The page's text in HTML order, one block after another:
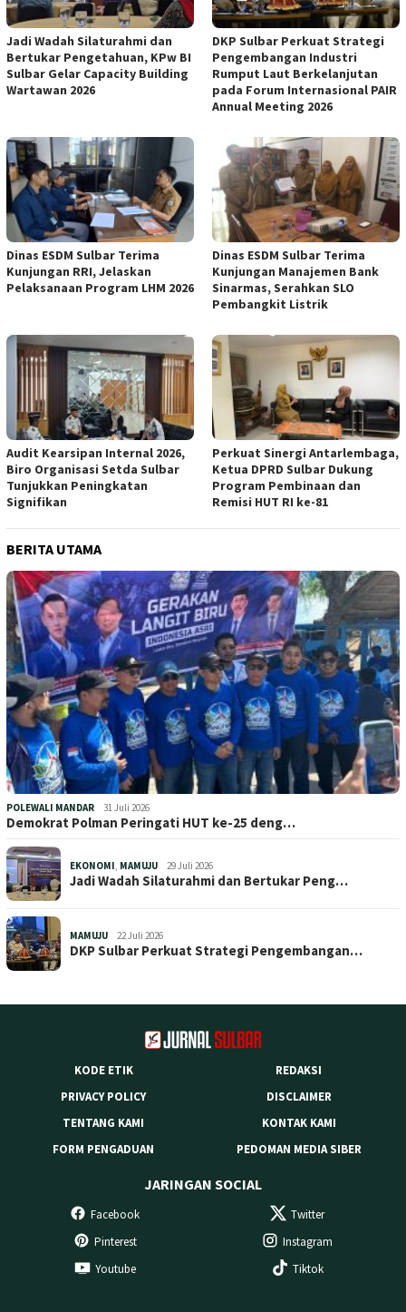
Jadi Wadah Silaturahmi dan
Bertukar Pengetahuan, KPw BI
Sulbar Gelar Capacity Building
Wartawan 2026
DKP Sulbar Perkuat Strategi
Pengembangan Industri
Rumput Laut Berkelanjutan
pada Forum Internasional PAIR
Annual Meeting 2026
Dinas ESDM Sulbar Terima
Kunjungan RRI, Jelaskan
Pelaksanaan Program LHM 2026
Dinas ESDM Sulbar Terima
Kunjungan Manajemen Bank
Sinarmas, Serahkan SLO
Pembangkit Listrik
Audit Kearsipan Internal 2026,
Biro Organisasi Setda Sulbar
Tunjukkan Peningkatan
Signifikan
Perkuat Sinergi Antarlembaga,
Ketua DPRD Sulbar Dukung
Program Pembinaan dan
Remisi HUT RI ke-81
BERITA UTAMA
POLEWALI MANDAR 31 Juli 2026
Demokrat Polman Peringati HUT ke-25 deng…
EKONOMI, MAMUJU 29 Juli 2026
Jadi Wadah Silaturahmi dan Bertukar Peng…
MAMUJU 22 Juli 2026
DKP Sulbar Perkuat Strategi Pengembangan…
KODE ETIK
REDAKSI
PRIVACY POLICY
DISCLAIMER
TENTANG KAMI
KONTAK KAMI
FORM PENGADUAN
PEDOMAN MEDIA SIBER
JARINGAN SOCIAL
Facebook
Twitter
Pinterest
Instagram
Youtube
Tiktok